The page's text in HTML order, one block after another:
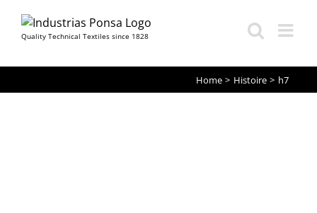
Skip
Quality Technical Textiles since 1828
Home Histoire h7